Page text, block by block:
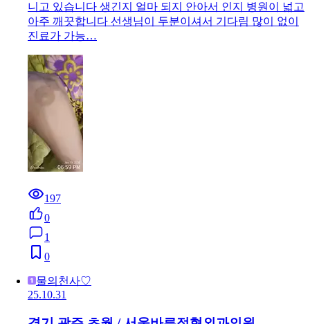
니고 있습니다 생긴지 얼마 되지 안아서 인지 병원이 넓고
아주 깨끗합니다 선생님이 두분이셔서 기다림 많이 없이
진료가 가능…
197
0
1
0
물의천사♡
25.10.31